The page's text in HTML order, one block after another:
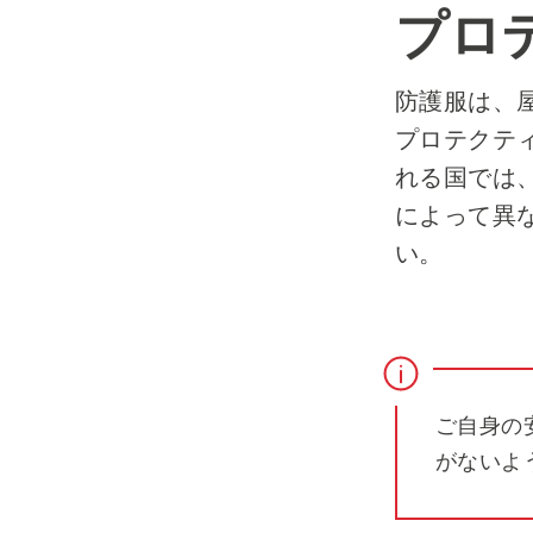
プロテクテ
作業手袋
応急処置
通信機器
プロ
防護服は、
プロテクテ
れる国では
によって異
い。
ご自身の
がないよ